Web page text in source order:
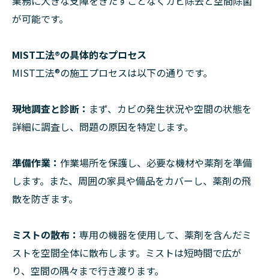
が可能です。
MIST工法®の具体的なプロセス
MIST工法®の施工プロセスは以下の通りです。
現地調査と診断： まず、カビの発生状況や空間の状態を
詳細に調査し、問題の原因を特定します。
準備作業： 作業場所を保護し、必要な機材や薬剤を準備
します。また、周囲の家具や備品をカバーし、薬剤の飛
散を防ぎます。
ミストの散布： 専用の機器を使用して、薬剤を含んだミ
ストを空間全体に散布します。ミストは短時間で広が
り、空間の隅々まで行き渡ります。